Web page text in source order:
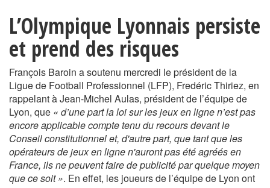
L’Olympique Lyonnais persiste
et prend des risques
François Baroin a soutenu mercredi le président de la
Ligue de Football Professionnel (LFP), Fredéric Thiriez, en
rappelant à Jean-Michel Aulas, président de l’équipe de
Lyon, que « d’une part la loi sur les jeux en ligne n’est pas
encore applicable compte tenu du recours devant le
Conseil constitutionnel et, d'autre part, que tant que les
opérateurs de jeux en ligne n'auront pas été agréés en
France, ils ne peuvent faire de publicité par quelque moyen
que ce soit ». En effet, les joueurs de l’équipe de Lyon ont